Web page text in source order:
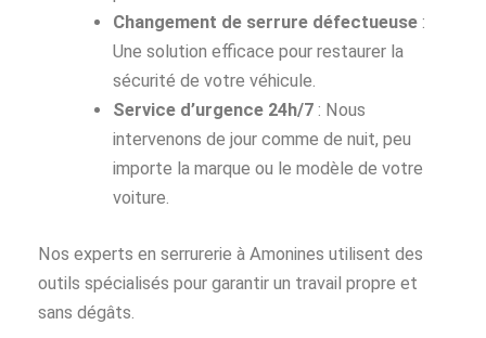
Changement de serrure défectueuse :
Une solution efficace pour restaurer la
sécurité de votre véhicule.
Service d’urgence 24h/7 : Nous
intervenons de jour comme de nuit, peu
importe la marque ou le modèle de votre
voiture.
Nos experts en serrurerie à Amonines utilisent des
outils spécialisés pour garantir un travail propre et
sans dégâts.